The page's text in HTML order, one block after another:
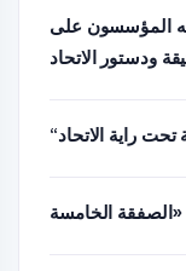
المؤسسون على
ودستور الاتحاد